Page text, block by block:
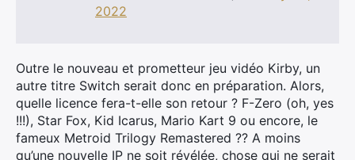
2022
Outre le nouveau et prometteur jeu vidéo Kirby, un
autre titre Switch serait donc en préparation. Alors,
quelle licence fera-t-elle son retour ? F-Zero (oh, yes
!!!), Star Fox, Kid Icarus, Mario Kart 9 ou encore, le
fameux Metroid Trilogy Remastered ?? A moins
qu’une nouvelle IP ne soit révélée, chose qui ne serait